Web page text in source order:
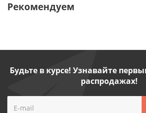
Рекомендуем
Будьте в курсе! Узнавайте
распродажах!